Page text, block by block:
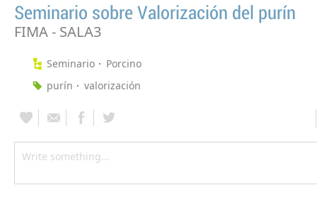
Seminario sobre Valorización del purín
FIMA - SALA3
Seminario
Porcino
purín
valorización